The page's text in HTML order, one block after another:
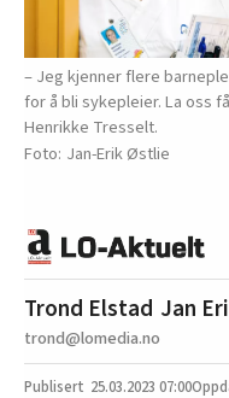
– Jeg kjenner flere
for å bli sykepleier. La oss
Henrikke Tresselt.
Jan-Erik Østlie
Trond Elstad
trond@lomedia.no
Jan
25.03.2023 07:00